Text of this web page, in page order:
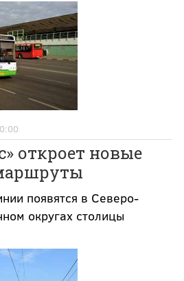
откроет новые
появятся в Северо-
округах столицы